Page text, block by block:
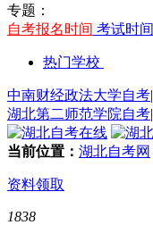
专题：
自考报名时间 考试时间
热门学校
中南财经政法大学自考|
湖北第二师范学院自考|
当前位置： 湖北自考网
资料领取
1838